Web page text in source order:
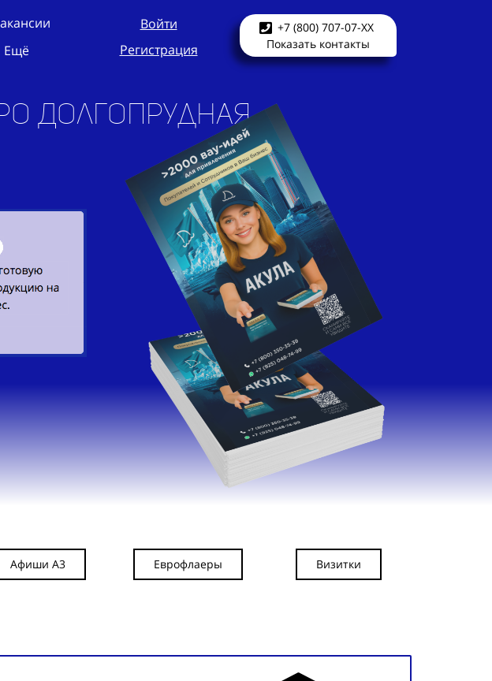
Ещё
Войти
Регистрация
+7 (800) 707-07-XX
Показать контакты
Долгопрудная
Афиши А3 Еврофлаеры Визитки